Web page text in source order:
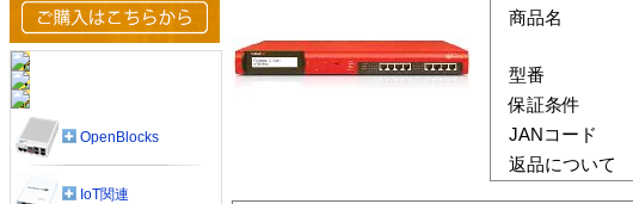
商品名
型番
保証条件
JANコード
返品について
OpenBlocks
IoT関連